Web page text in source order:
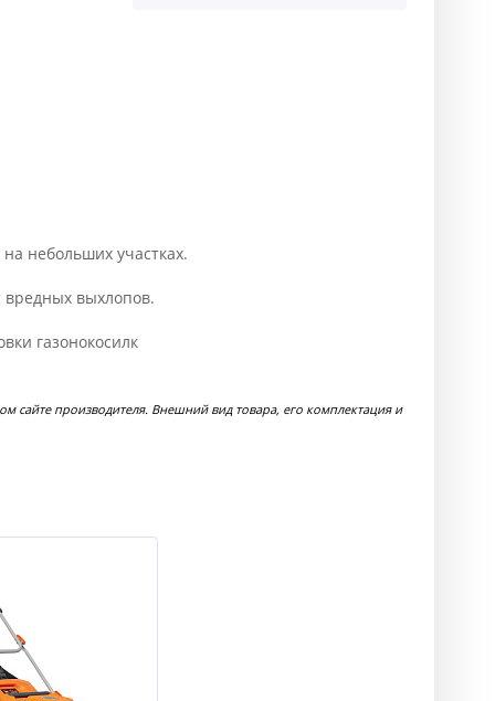
на небольших участках.
вредных выхлопов.
газонокосилк
сайте производителя. Внешний вид товара, его комплектация и